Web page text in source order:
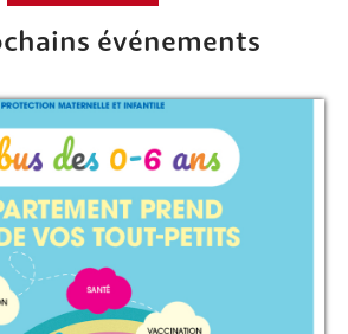
événements